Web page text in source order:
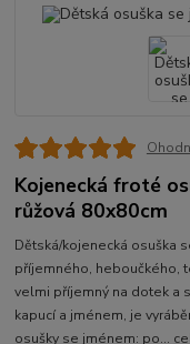
Kojenecká froté
růžová 80x80cm
Dětská/kojenecká osuška
příjemného, heboučkého,
velmi příjemný na dotek a
kapucí a jménem, je
osušky se jménem: po...